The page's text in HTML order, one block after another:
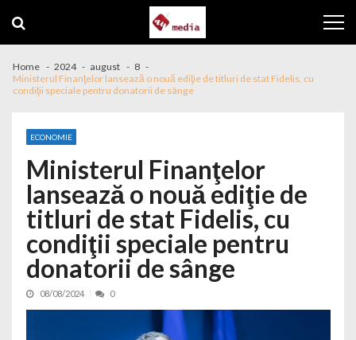
Home 2024 august
8
Ministerul Finanţelor lansează o nouă ediţie de titluri de stat Fidelis, cu
condiţii speciale pentru donatorii de sânge
ECONOMIE
Ministerul Finanţelor
lansează o nouă ediţie de
titluri de stat Fidelis, cu
condiţii speciale pentru
donatorii de sânge
08/08/2024 0